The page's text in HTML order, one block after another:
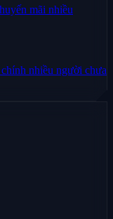
mãi nhiều
nhiều người chưa